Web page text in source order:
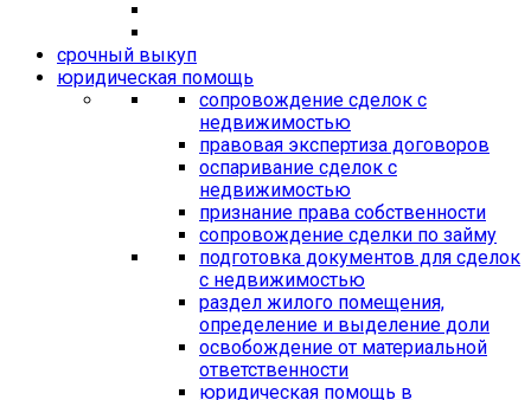
срочный выкуп
юридическая помощь
сопровождение сделок с
недвижимостью
правовая экспертиза договоров
оспаривание сделок с
недвижимостью
признание права собственности
сопровождение сделки по займу
подготовка документов для сделок
с недвижимостью
раздел жилого помещения,
определение и выделение доли
освобождение от материальной
ответственности
юридическая помощь в